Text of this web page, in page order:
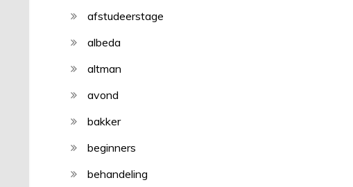
afstudeerstage
albeda
altman
avond
bakker
beginners
behandeling